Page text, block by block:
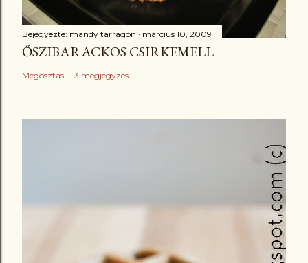
Bejegyezte: mandy tarragon március 10, 2009
ŐSZIBARACKOS CSIRKEMELL
Megosztás 3 megjegyzés